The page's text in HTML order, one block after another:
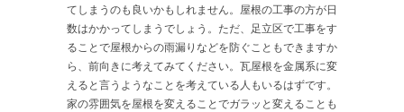
てしまうのも良いかもしれません。屋根の工事の方が日
数はかかってしまうでしょう。ただ、足立区で工事をす
ることで屋根からの雨漏りなどを防ぐこともできますか
ら、前向きに考えてみてください。瓦屋根を金属系に変
えると言うようなことを考えている人もいるはずです。
家の雰囲気を屋根を変えることでガラッと変えることも